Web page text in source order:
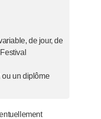
de jour, de
ou un diplôme